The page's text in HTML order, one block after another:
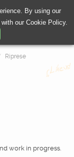
Riprese
work in progress.
By using our
our Cookie Policy.